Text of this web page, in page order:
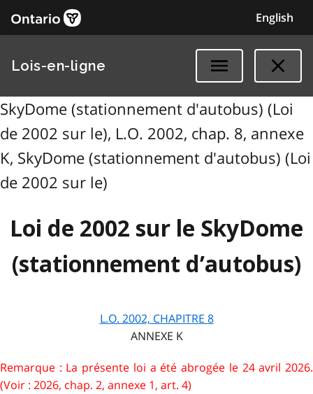
English
Lois-en-ligne
SkyDome (stationnement d'autobus) (Loi
de 2002 sur le), L.O. 2002, chap. 8, annexe
K, SkyDome (stationnement d'autobus) (Loi
de 2002 sur le)
Loi de 2002 sur le SkyDome
(stationnement d’autobus)
L.O. 2002, CHAPITRE 8
ANNEXE K
Remarque : La présente loi a été abrogée le 24 avril 2026.
(Voir : 2026, chap. 2, annexe 1, art. 4)